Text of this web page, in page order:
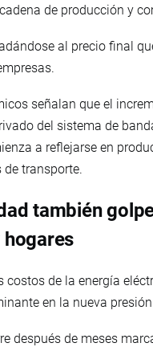
de producción y
al precio final
señalan que el
del sistema de
a reflejarse en
transporte.
también
costos de la energía
en la nueva
después de meses